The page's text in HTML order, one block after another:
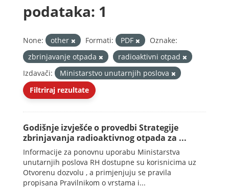
podataka: 1
None: other Formati: PDF
Oznake:
zbrinjavanje otpada
radioaktivni otpad
Izdavači:
Ministarstvo unutarnjih poslova
Filtriraj rezultate
Godišnje izvješće o provedbi Strategije
zbrinjavanja radioaktivnog otpada za ...
Informacije za ponovnu uporabu Ministarstva
unutarnjih poslova RH dostupne su korisnicima uz
Otvorenu dozvolu , a primjenjuju se pravila
propisana Pravilnikom o vrstama i...